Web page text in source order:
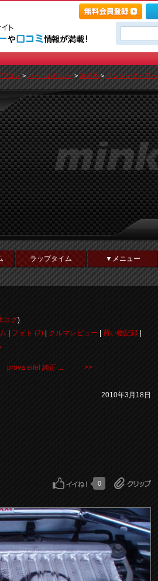
ゴン>パーツレビュー>冷却系>インタークーラー
ラップタイム ▼メニュー
ログ)
フォト (2)| クルマレビュー 買い物記録|
prova eifel 純正 ... >>
2010年3月18日
0